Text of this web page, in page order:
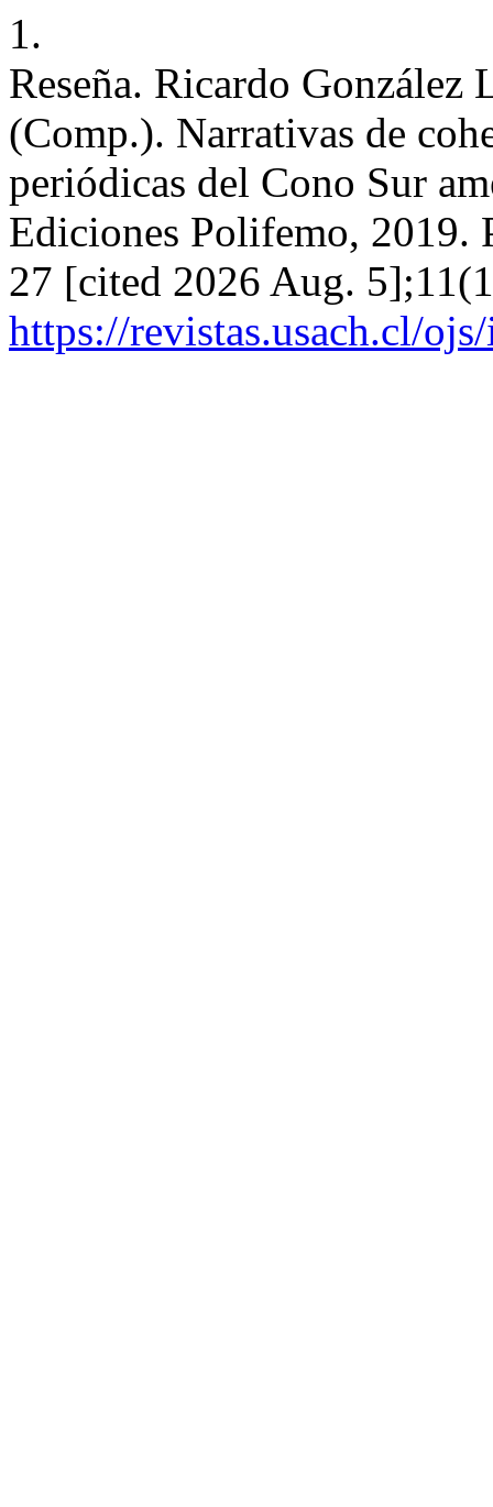
1.
Reseña. Ricardo
(Comp.). Narrativas de
periódicas del Cono Sur
Ediciones Polifemo, 2019.
27 [cited 2026 Aug.
https://revistas.usach.cl/